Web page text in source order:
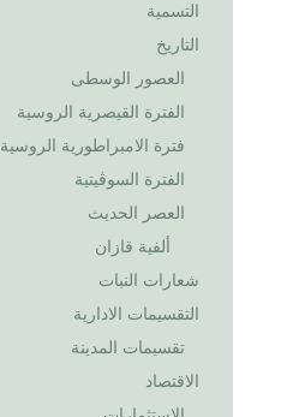
التسمية
التاريخ
العصور الوسطى
الفترة القيصرية الروسية
فترة الامبراطورية الروسية
الفترة السوڤيتية
العصر الحديث
ألفية قازان
شعارات النبات
التقسيمات الادارية
تقسيمات المدينة
الاقتصاد